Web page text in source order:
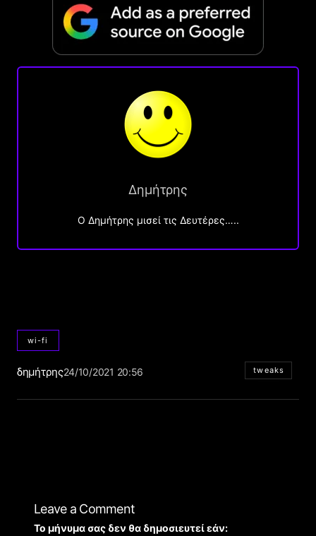
Δημήτρης
O Δημήτρης μισεί τις Δευτέρες…..
wi-fi
δημήτρης24/10/2021 20:56 tweaks
Leave a Comment
Το μήνυμα σας δεν θα δημοσιευτεί εάν: